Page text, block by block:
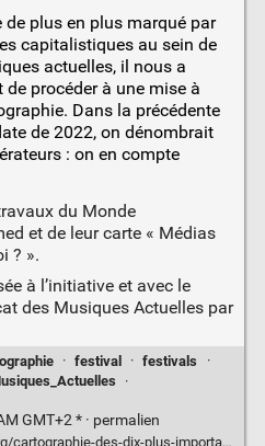
de plus en plus marqué par
capitalistiques au sein de
actuelles, il nous a
procéder à une mise à
Dans la précédente
de 2022, on dénombrait
: on en compte
du Monde
et de leur carte « Médias
? ».
à l’initiative et avec le
des Musiques Actuelles par
· festival · festivals
·
·
GMT+2 * · permalien
prives-dans-la-chaine-de-valeur-des-musiques-actuelles-en-france/